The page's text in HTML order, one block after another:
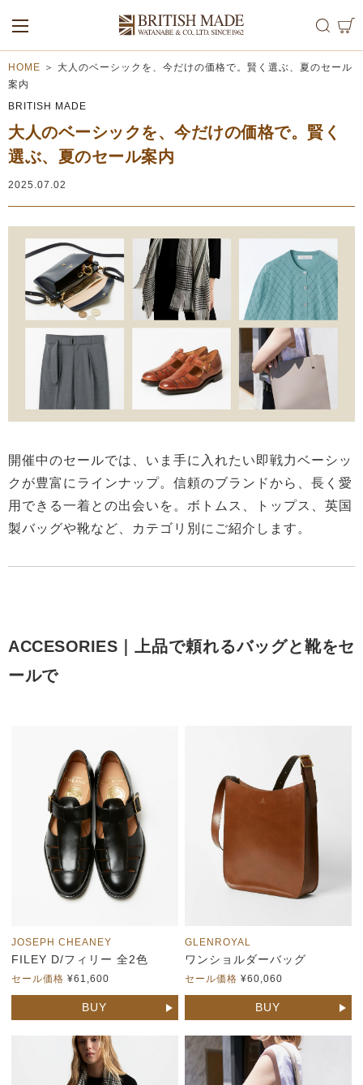
ALL MEN
WOMEN
HOME ＞ 大人のベーシックを、今だけの価格で。賢く選ぶ、夏のセール
案内
BRITISH MADE
大人のベーシックを、今だけの価格で。賢く
選ぶ、夏のセール案内
2025.07.02
開催中のセールでは、いま手に入れたい即戦力ベーシッ
クが豊富にラインナップ。信頼のブランドから、長く愛
用できる一着との出会いを。ボトムス、トップス、英国
製バッグや靴など、カテゴリ別にご紹介します。
ACCESORIES｜上品で頼れるバッグと靴をセ
ールで
JOSEPH CHEANEY
FILEY D/フィリー 全2色
セール価格 ¥61,600
BUY
GLENROYAL
ワンショルダーバッグ
セール価格 ¥60,060
BUY